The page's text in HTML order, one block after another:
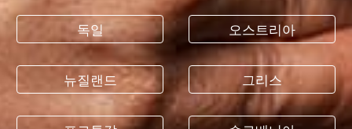
독일
뉴질랜드
오스트리아
그리스